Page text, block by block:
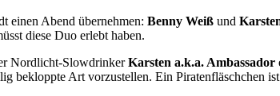
einen Abend übernehmen: Benny Weiß und
diese Duo erlebt haben.
Nordlicht-SlowdrinkerKarsten a.k.a. Ambassador
bekloppte Art vorzustellen. Ein Piratenfläschchen